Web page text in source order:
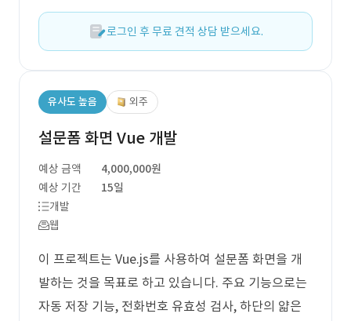
로그인 후 무료 견적 상담 받으세요.
유사도 높음 외주
설문폼 화면 Vue 개발
예상 금액
4,000,000원
예상 기간
15일
개발
웹
이 프로젝트는 Vue.js를 사용하여 설문폼 화면을 개
발하는 것을 목표로 하고 있습니다. 주요 기능으로는
자동 저장 기능, 전화번호 유효성 검사, 하단의 얇은